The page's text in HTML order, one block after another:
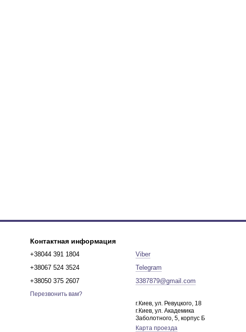
Контактная информация
+38044 391 1804
+38067 524 3524
+38050 375 2607
Перезвонить вам?
Viber
Telegram
3387879@gmail.com
г.Киев, ул. Ревуцкого, 18
г.Киев, ул. Академика
Заболотного, 5, корпус Б
Карта проезда